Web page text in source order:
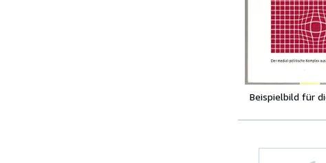
Beispielbild für